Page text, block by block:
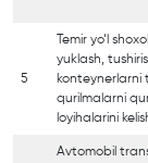
5
Temir yo‘l
yuklash,
konteynerlarni
qurilmalarni
loyihalarini
Avtomobil